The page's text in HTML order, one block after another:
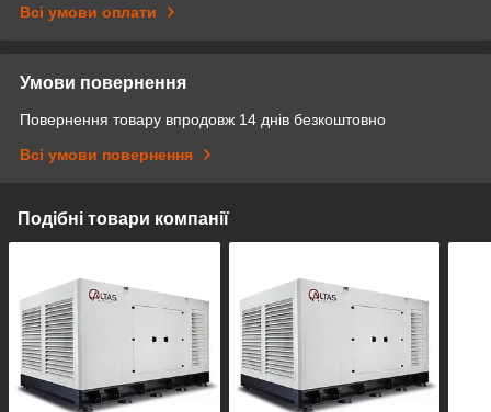
Всі умови оплати
Умови повернення
Повернення товару впродовж 14 днів безкоштовно
Всі умови повернення
Подібні товари компанії